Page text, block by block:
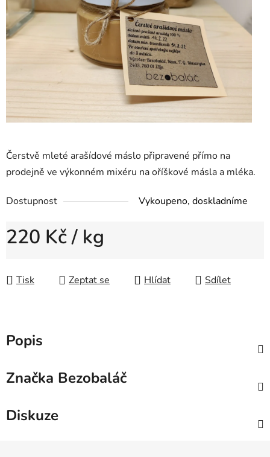
Čerstvě mleté arašídové máslo připravené přímo na
prodejně ve výkonném mixéru na oříškové másla a mléka.
Dostupnost Vykoupeno, doskladníme
220 Kč/ kg
Tisk
Zeptat se Hlídat Sdílet
Popis
Značka Bezobaláč
Diskuze